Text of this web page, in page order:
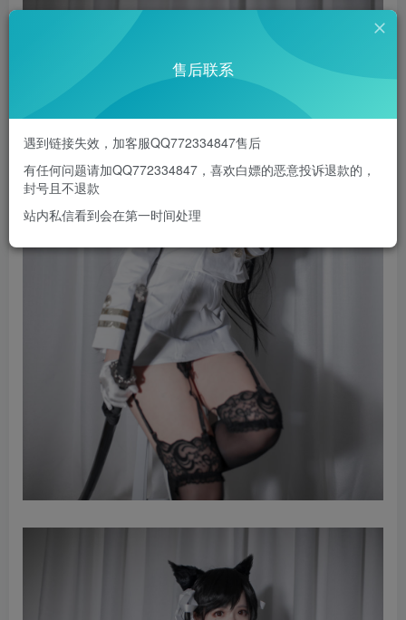
售后联系
遇到链接失效，加客服QQ772334847售后
有任何问题请加QQ772334847，喜欢白嫖的恶意投诉退款的，
封号且不退款
站内私信看到会在第一时间处理